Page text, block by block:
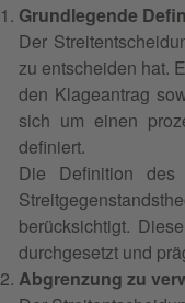
Grundlegende
Der
zu entscheiden hat.
den Klageantrag
sich um einen
definiert.
Die Definition des
berücksichtigt.
durchgesetzt und
Abgrenzung zu